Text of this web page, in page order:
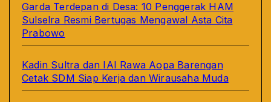
Garda Terdepan di Desa: 10 Penggerak HAM
Sulselra Resmi Bertugas Mengawal Asta Cita
Prabowo
Kadin Sultra dan IAI Rawa Aopa Barengan
Cetak SDM Siap Kerja dan Wirausaha Muda